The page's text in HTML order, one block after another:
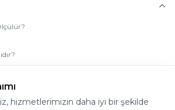
Yapılır?
hizmetlerimizin daha iyi bir şekilde